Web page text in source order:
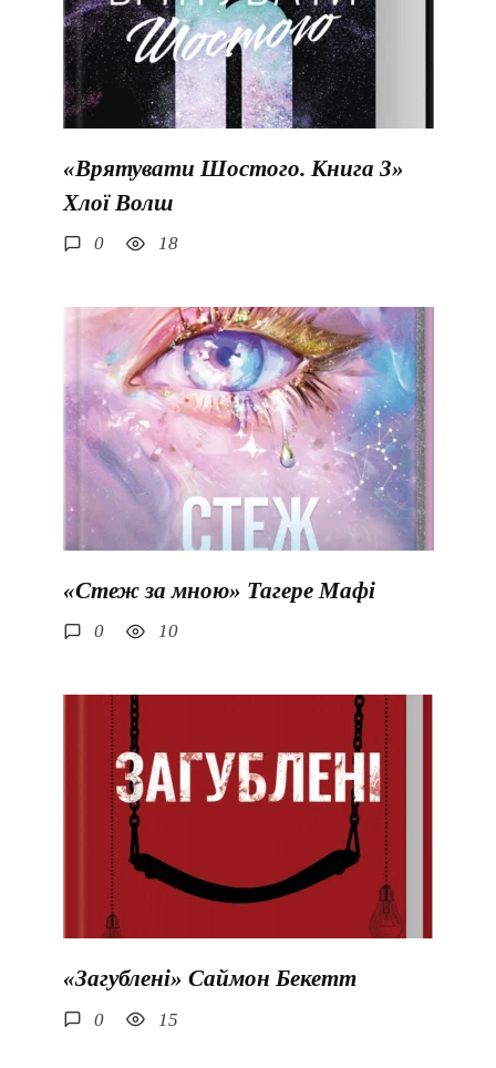
«Врятувати Шостого. Книга 3»
Хлої Волш
0 18
«Стеж за мною» Тагере Мафі
0 10
«Загублені» Саймон Бекетт
0 15